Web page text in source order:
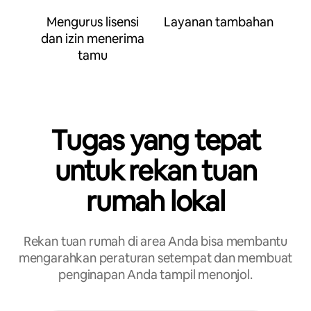
Mengurus lisensi
dan izin menerima
tamu
Layanan tambahan
Tugas yang tepat
untuk rekan tuan
rumah lokal
Rekan tuan rumah di area Anda bisa membantu
mengarahkan peraturan setempat dan membuat
penginapan Anda tampil menonjol.